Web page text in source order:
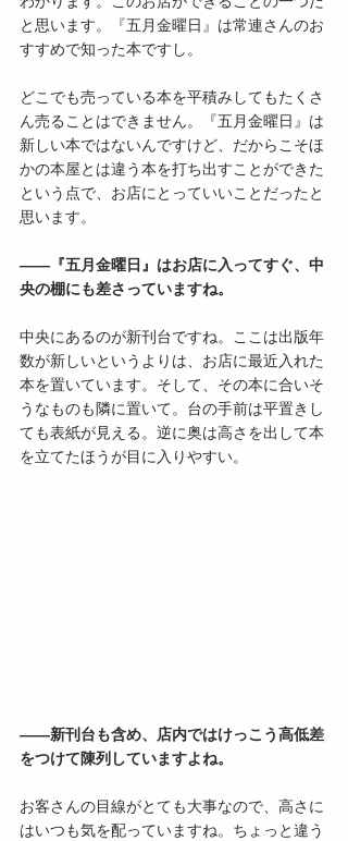
と思います。『五月金曜日』は常連さんのお
すすめで知った本ですし。
どこでも売っている本を平積みしてもたくさ
ん売ることはできません。『五月金曜日』は
新しい本ではないんですけど、だからこそほ
かの本屋とは違う本を打ち出すことができた
という点で、お店にとっていいことだったと
思います。
――『五月金曜日』はお店に入ってすぐ、中
央の棚にも差さっていますね。
中央にあるのが新刊台ですね。ここは出版年
数が新しいというよりは、お店に最近入れた
本を置いています。そして、その本に合いそ
うなものも隣に置いて。台の手前は平置きし
ても表紙が見える。逆に奥は高さを出して本
を立てたほうが目に入りやすい。
――新刊台も含め、店内ではけっこう高低差
をつけて陳列していますよね。
お客さんの目線がとても大事なので、高さに
はいつも気を配っていますね。ちょっと違う